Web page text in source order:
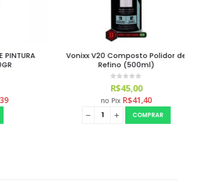
Vonixx V20 Composto Polidor de
Refino (500ml)
out of 5
45,00
no Pix R$41,40
COMPRAR